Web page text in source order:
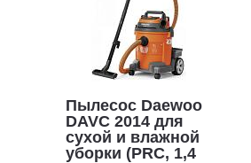
Пылесос Daewoo
DAVC 2014 для
сухой и влажной
уборки (PRC, 1,4